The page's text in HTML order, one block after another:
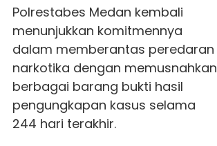
Polrestabes Medan kembali
menunjukkan komitmennya
dalam memberantas peredaran
narkotika dengan memusnahkan
berbagai barang bukti hasil
pengungkapan kasus selama
244 hari terakhir.